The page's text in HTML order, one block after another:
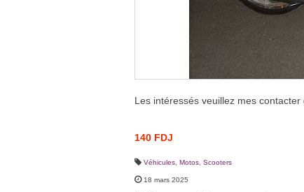
Les intéressés veuillez mes
140 FDJ
Véhicules Motos, Scooters
18 mars 2025